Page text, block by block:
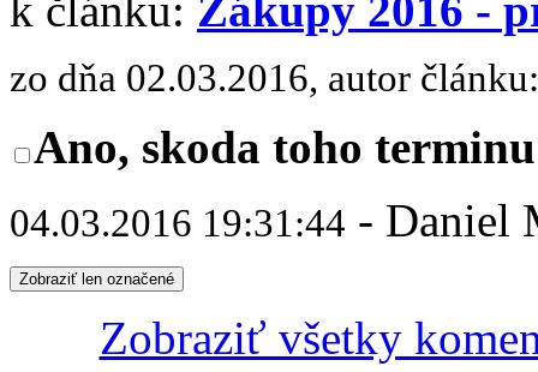
zo dňa 02.03.2016, autor
Ano, skoda toho terminu
04.03.2016 19:31:44 - Daniel
Zobraziť len označené
Zobraziť všetky